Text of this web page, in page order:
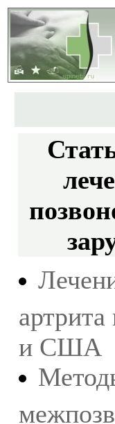
и США